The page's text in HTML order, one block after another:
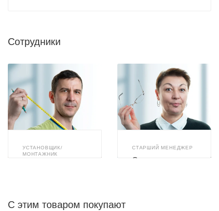
Сотрудники
УСТАНОВЩИК/
МОНТАЖНИК
СТАРШИЙ МЕНЕДЖЕР
Светлана
С этим товаром покупают